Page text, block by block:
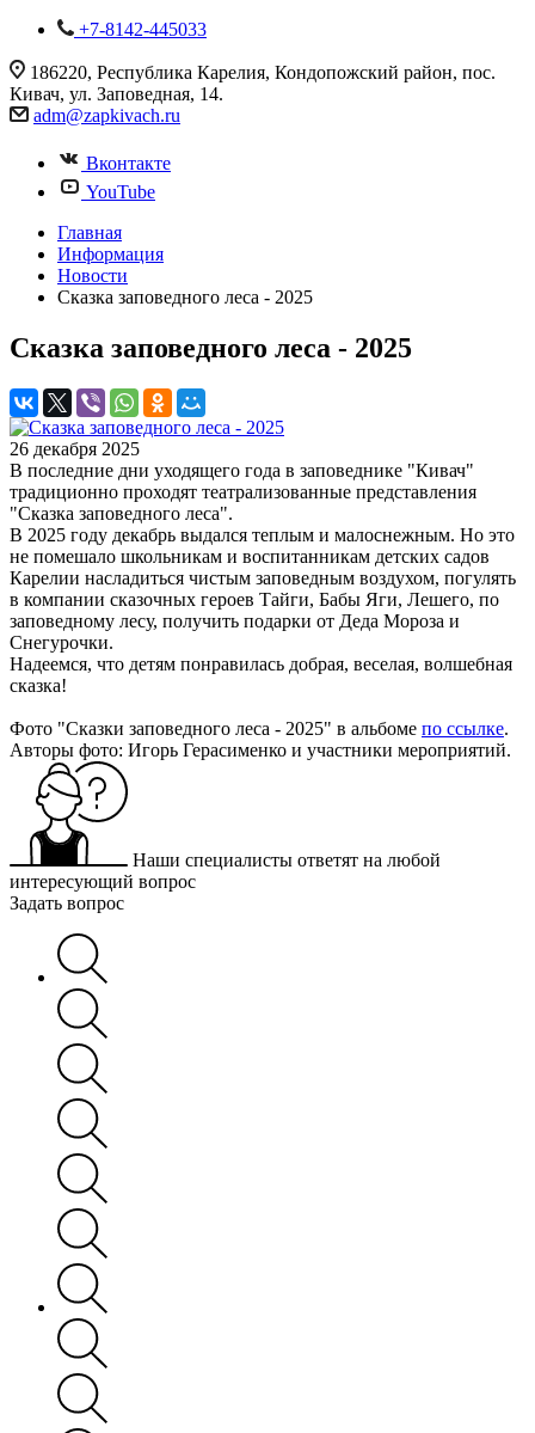
+7-8142-445033
186220, Республика Карелия, Кондопожский район, пос.
Кивач, ул. Заповедная, 14.
adm@zapkivach.ru
Вконтакте
YouTube
Главная
Информация
Новости
Сказка заповедного леса - 2025
Сказка заповедного леса - 2025
26 декабря 2025
В последние дни уходящего года в заповеднике "Кивач"
традиционно проходят театрализованные представления
"Сказка заповедного леса".
В 2025 году декабрь выдался теплым и малоснежным. Но это
не помешало школьникам и воспитанникам детских садов
Карелии насладиться чистым заповедным воздухом, погулять
в компании сказочных героев Тайги, Бабы Яги, Лешего, по
заповедному лесу, получить подарки от Деда Мороза и
Снегурочки.
Надеемся, что детям понравилась добрая, веселая, волшебная
сказка!
Фото "Сказки заповедного леса - 2025" в альбоме по ссылке.
Авторы фото: Игорь Герасименко и участники мероприятий.
Наши специалисты ответят на любой
интересующий вопрос
Задать вопрос